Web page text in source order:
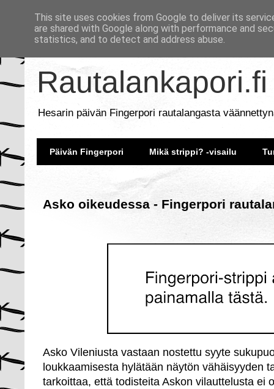
Rautalankapori.fi
Hesarin päivän Fingerpori rautalangasta
Päivän Fingerpori Mikä strippi? -visailu
Asko oikeudessa - Fingerpori
Asko Vileniusta vastaan nostettu syyte
loukkaamisesta hylätään näytön vähäisyyden
tarkoittaa, että todisteita Askon vilauttelusta ei
This site uses cookies from Google to deliver its
are shared with Google along with performance and
statistics, and to detect and address abuse.